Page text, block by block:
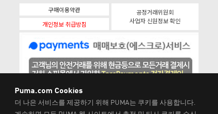
구매이용약관
개인정보 취급방침
공정거래위원회
사업자 신원정보 확인